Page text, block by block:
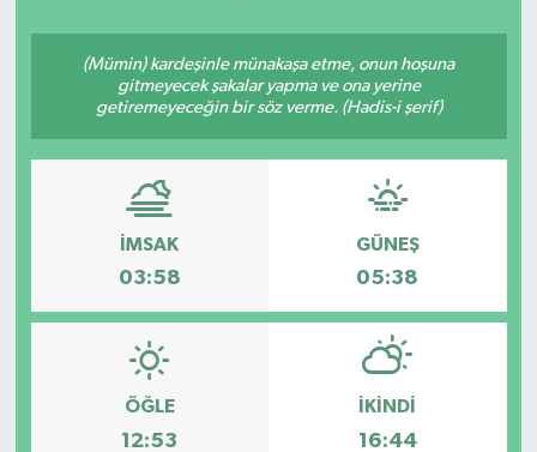
(Mümin) kardeşinle münakaşa etme, onun hoşuna
gitmeyecek şakalar yapma ve ona yerine
getiremeyeceğin bir söz verme. (Hadis-i şerif)
İMSAK
03:58
GÜNEŞ
05:38
ÖĞLE
12:53
İKINDI
16:44
Turizm